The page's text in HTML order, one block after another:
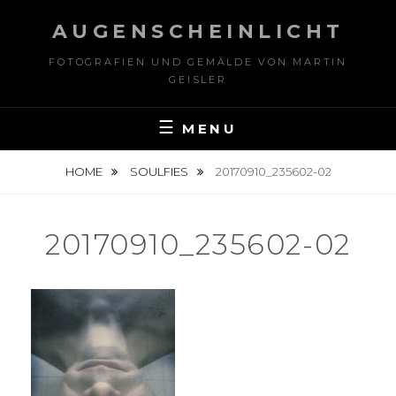
content
AUGENSCHEINLICHT
FOTOGRAFIEN UND GEMÄLDE VON MARTIN
GEISLER
MENU
HOME SOULFIES 20170910_235602-02
20170910_235602-02